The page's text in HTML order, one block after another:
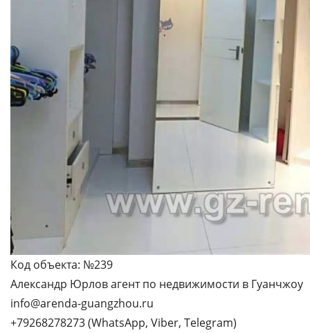
Код объекта: №239
Александр Юрлов агент по недвижимости в Гуанчжоу
info@arenda-guangzhou.ru
+79268278273 (WhatsApp, Viber, Telegram)